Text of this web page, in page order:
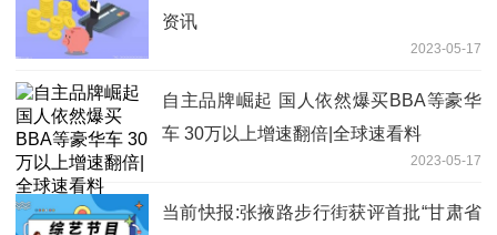
资讯
2023-05-17
自主品牌崛起 国人依然爆买BBA等豪华
车 30万以上增速翻倍|全球速看料
2023-05-17
当前快报:张掖路步行街获评首批“甘肃省